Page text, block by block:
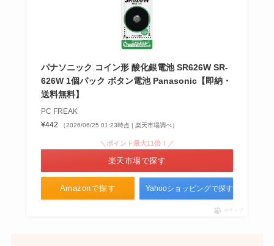
パナソニック コイン形 酸化銀電池 SR626W SR-
626W 1個パック ボタン電池 Panasonic【即納・
送料無料】
PC FREAK
¥442
（2026/06/25 01:23時点 | 楽天市場調べ）
Amazonで探す
＼ポイント最大11倍！／
楽天市場で探す
Yahooショッピングで探す
ポチップ